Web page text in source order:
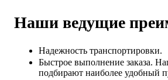
Наши ведущие
Надежность транспортировки.
Быстрое выполнение заказа.
подбирают наиболее удобный